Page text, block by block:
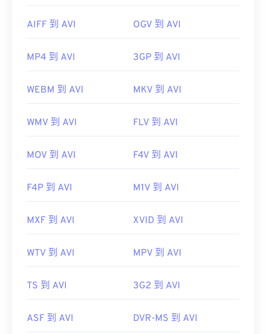
AIFF 到 AVI OGV 到 AVI
MP4 到 AVI 3GP 到 AVI
WEBM 到 AVI MKV 到 AVI
WMV 到 AVI FLV 到 AVI
MOV 到 AVI F4V 到 AVI
F4P 到 AVI M1V 到 AVI
MXF 到 AVI XVID 到 AVI
WTV 到 AVI MPV 到 AVI
TS 到 AVI 3G2 到 AVI
ASF 到 AVI DVR-MS 到 AVI